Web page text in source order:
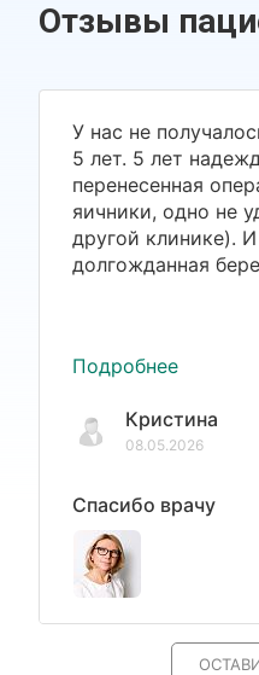
Отзывы
У нас не
5 лет. 5 лет
перенесенная
яичники, одно не
другой клинике).
долгожданная
Подробнее
Кристина
08.05.2026
Спасибо врачу